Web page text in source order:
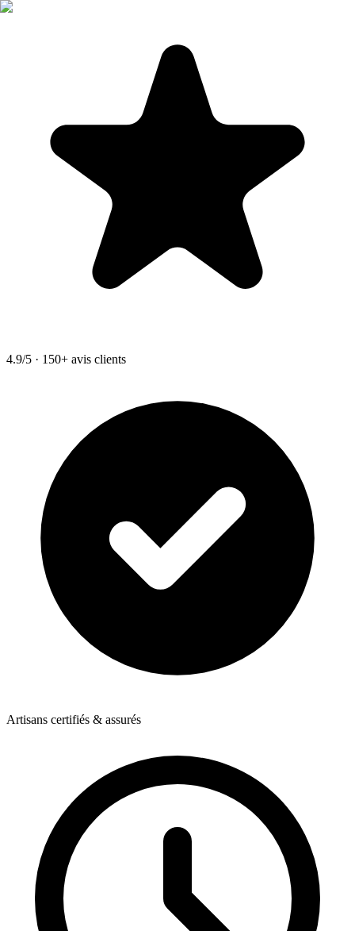
4.9/5 · 150+ avis clients
Artisans certifiés & assurés